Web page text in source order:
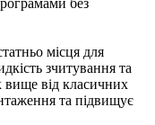
без
місця для
зчитування та
вище від класичних
та підвищує